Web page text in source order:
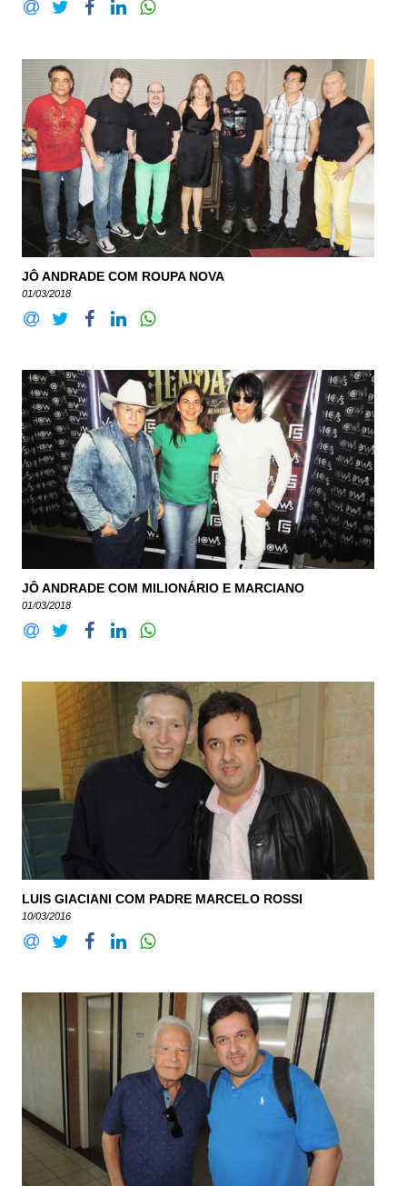
JÔ ANDRADE COM ROUPA NOVA
01/03/2018
JÔ ANDRADE COM MILIONÁRIO E MARCIANO
01/03/2018
LUIS GIACIANI COM PADRE MARCELO ROSSI
10/03/2016